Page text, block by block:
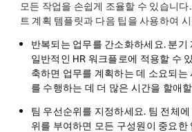
모든 작업을 손쉽게 조율할 수 있습니
트 계획 템플릿과 다음 팁을 사용하여
반복되는 업무를 간소화하세요. 분기
일반적인 HR 워크플로에 적용할 수
축하면 업무를 계획하는 데 소요되는
를 수행하는 데 더 많은 시간을 할애
팀 우선순위를 지정하세요. 팀 전체
위를 부여하면 모든 구성원이 중요한